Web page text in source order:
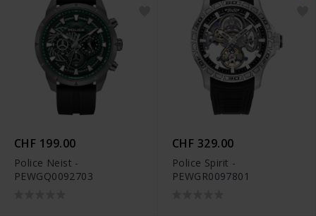
CHF 199.00
Police Neist -
PEWGQ0092703
CHF 329.00
Police Spirit -
PEWGR0097801